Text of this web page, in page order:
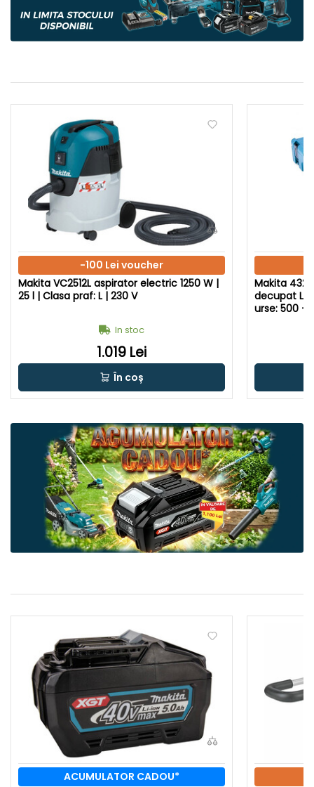
-100 Lei voucher
Makita VC2512L aspirator electric 1250 W |
25 l | Clasa praf: L | 230 V
In stoc
1.019 Lei
În coș
Makita
decupat
ACUMULATOR CADOU*